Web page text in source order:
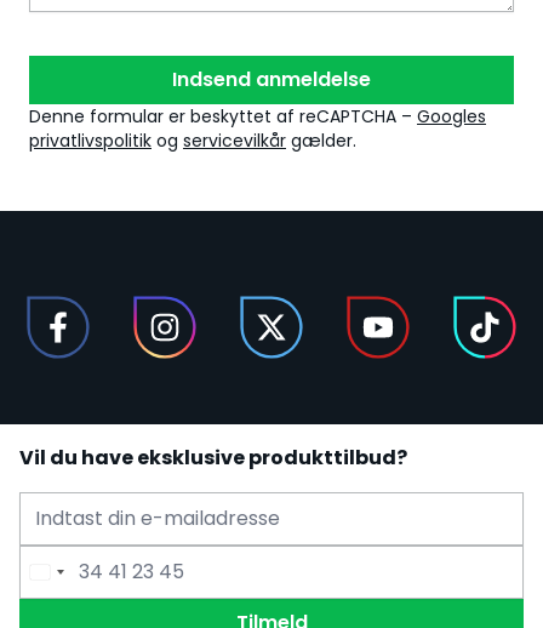
Indsend anmeldelse
Denne formular er beskyttet af reCAPTCHA – Googles
privatlivspolitik og servicevilkår gælder.
Vil du have eksklusive produkttilbud?
E-mailadresse
Telefonnummer